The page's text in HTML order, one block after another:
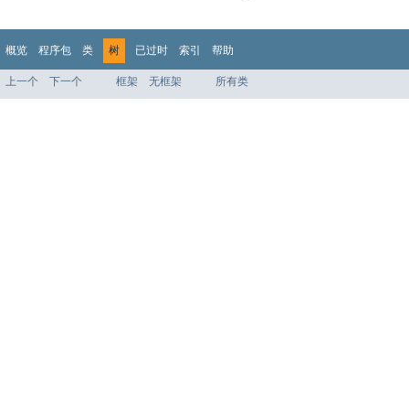
概览 程序包 类 树 已过时 索引 帮助
上一个 下一个 框架 无框架 所有类